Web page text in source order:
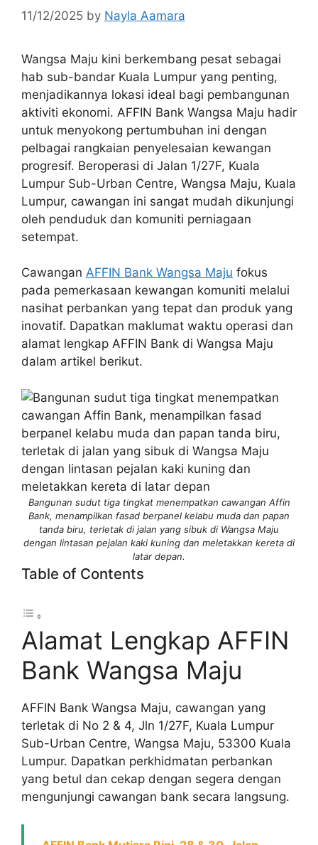
11/12/2025 by Nayla Aamara
Wangsa Maju kini berkembang pesat sebagai
hab sub-bandar Kuala Lumpur yang penting,
menjadikannya lokasi ideal bagi pembangunan
aktiviti ekonomi. AFFIN Bank Wangsa Maju hadir
untuk menyokong pertumbuhan ini dengan
pelbagai rangkaian penyelesaian kewangan
progresif. Beroperasi di Jalan 1/27F, Kuala
Lumpur Sub-Urban Centre, Wangsa Maju, Kuala
Lumpur, cawangan ini sangat mudah dikunjungi
oleh penduduk dan komuniti perniagaan
setempat.
Cawangan AFFIN Bank Wangsa Maju fokus
pada pemerkasaan kewangan komuniti melalui
nasihat perbankan yang tepat dan produk yang
inovatif. Dapatkan maklumat waktu operasi dan
alamat lengkap AFFIN Bank di Wangsa Maju
dalam artikel berikut.
Bangunan sudut tiga tingkat menempatkan cawangan Affin
Bank, menampilkan fasad berpanel kelabu muda dan papan
tanda biru, terletak di jalan yang sibuk di Wangsa Maju
dengan lintasan pejalan kaki kuning dan meletakkan kereta di
latar depan.
Table of Contents
Alamat Lengkap AFFIN
Bank Wangsa Maju
AFFIN Bank Wangsa Maju, cawangan yang
terletak di No 2 & 4, Jln 1/27F, Kuala Lumpur
Sub-Urban Centre, Wangsa Maju, 53300 Kuala
Lumpur. Dapatkan perkhidmatan perbankan
yang betul dan cekap dengan segera dengan
mengunjungi cawangan bank secara langsung.